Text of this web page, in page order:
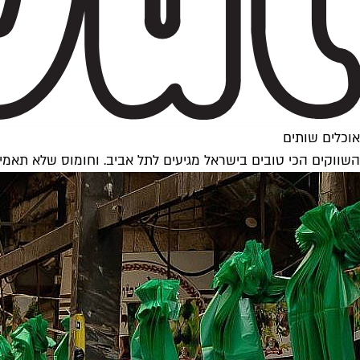
אוכלים שותים
השווקים הכי טובים בישראל מגיעים לתל אביב. וחומוס שלא